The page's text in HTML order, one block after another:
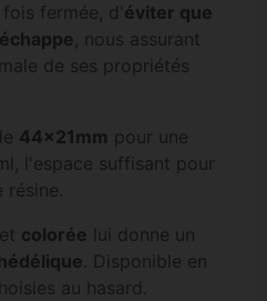
fermée, d' éviter que
, nous assurant
de ses propriétés
44x21mm pour une
l'espace suffisant pour
résine.
et colorée lui donne un
. Disponible en
au hasard.